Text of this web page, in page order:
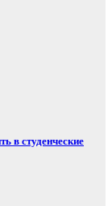
в студенческие